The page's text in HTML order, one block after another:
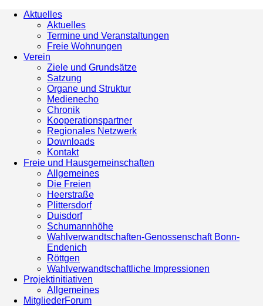
Aktuelles
Aktuelles
Termine und Veranstaltungen
Freie Wohnungen
Verein
Ziele und Grundsätze
Satzung
Organe und Struktur
Medienecho
Chronik
Kooperationspartner
Regionales Netzwerk
Downloads
Kontakt
Freie und Hausgemeinschaften
Allgemeines
Die Freien
Heerstraße
Plittersdorf
Duisdorf
Schumannhöhe
Wahlverwandtschaften-Genossenschaft Bonn-
Endenich
Röttgen
Wahlverwandtschaftliche Impressionen
Projektinitiativen
Allgemeines
MitgliederForum